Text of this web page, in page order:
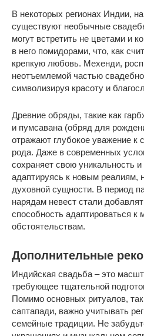
В некоторых регионах Индии,
существуют необычные
могут встретить не цветами и
в него помидорами, что, как
крепкую любовь. Мехенди,
неотъемлемой частью
символизируя красоту и
Древние обряды, такие как
и пумсавана (обряд для
отражают глубокое уважение к
рода. Даже в современных
сохраняет свою уникальность
адаптируясь к новым реалиям,
духовной сущности. В период
нарядам невест стали
способность адаптироваться
обстоятельствам.
Дополнительные
Индийская свадьба – это
требующее тщательной
Помимо основных ритуалов,
саптапади, важно учитывать
семейные традиции. Не